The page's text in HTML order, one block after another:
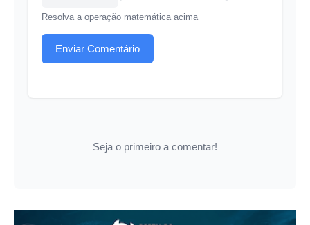
Resolva a operação matemática acima
Enviar Comentário
Seja o primeiro a comentar!